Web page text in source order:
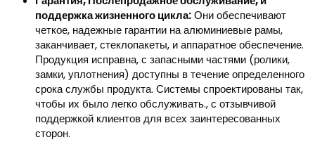
поддержка жизненного цикла:Они обеспечивают
четкое, надежные гарантии на алюминиевые рамы,
заканчивает, стеклопакеты, и аппаратное обеспечение.
Продукция исправна, с запасными частями (ролики,
замки, уплотнения) доступны в течение определенного
срока службы продукта. Системы спроектированы так,
чтобы их было легко обслуживать., с отзывчивой
поддержкой клиентов для всех заинтересованных
сторон.